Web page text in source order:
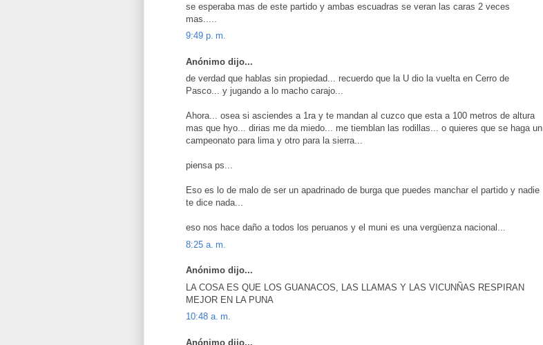
se esperaba mas de este partido y ambas escuadras se veran las caras 2 veces
mas.....
9:49 p. m.
Anónimo dijo...
de verdad que hablas sin propiedad... recuerdo que la U dio la vuelta en Cerro de
Pasco... y jugando a lo macho carajo...
Ahora... osea si asciendes a 1ra y te mandan al cuzco que esta a 100 metros de altura
mas que hyo... dirias me da miedo... me tiemblan las rodillas... o quieres que se haga un
campeonato para lima y otro para la sierra...
piensa ps...
Eso es lo de malo de ser un apadrinado de burga que puedes manchar el partido y nadie
te dice nada...
eso nos hace daño a todos los peruanos y el muni es una vergüenza nacional...
8:25 a. m.
Anónimo dijo...
LA COSA ES QUE LOS GUANACOS, LAS LLAMAS Y LAS VICUNÑAS RESPIRAN
MEJOR EN LA PUNA
10:48 a. m.
Anónimo dijo...